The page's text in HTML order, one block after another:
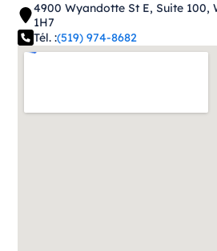
4900 Wyandotte St E, Suite 100,
1H7
Tél. :(519) 974-8682